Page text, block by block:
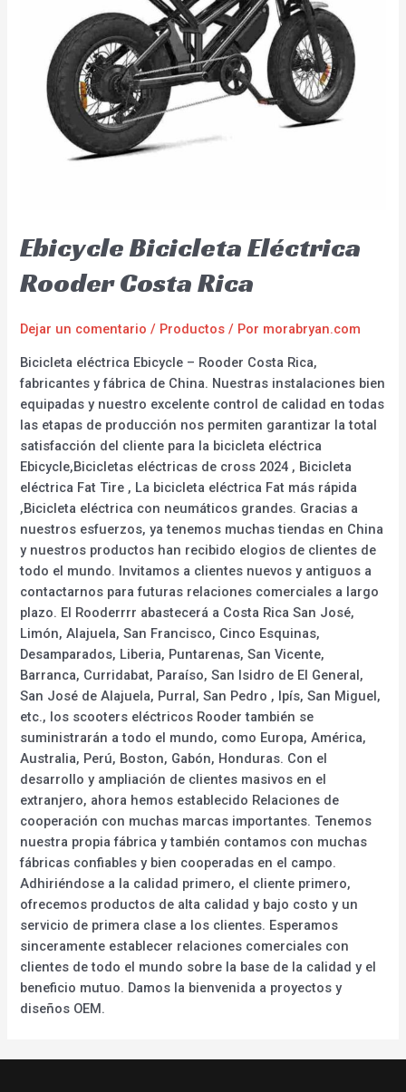
Ebicycle Bicicleta Eléctrica
Rooder Costa Rica
Dejar un comentario / Productos / Por morabryan.com
Bicicleta eléctrica Ebicycle – Rooder Costa Rica,
fabricantes y fábrica de China. Nuestras instalaciones bien
equipadas y nuestro excelente control de calidad en todas
las etapas de producción nos permiten garantizar la total
satisfacción del cliente para la bicicleta eléctrica
Ebicycle,Bicicletas eléctricas de cross 2024 , Bicicleta
eléctrica Fat Tire , La bicicleta eléctrica Fat más rápida
,Bicicleta eléctrica con neumáticos grandes. Gracias a
nuestros esfuerzos, ya tenemos muchas tiendas en China
y nuestros productos han recibido elogios de clientes de
todo el mundo. Invitamos a clientes nuevos y antiguos a
contactarnos para futuras relaciones comerciales a largo
plazo. El Rooderrrr abastecerá a Costa Rica San José,
Limón, Alajuela, San Francisco, Cinco Esquinas,
Desamparados, Liberia, Puntarenas, San Vicente,
Barranca, Curridabat, Paraíso, San Isidro de El General,
San José de Alajuela, Purral, San Pedro , Ipís, San Miguel,
etc., los scooters eléctricos Rooder también se
suministrarán a todo el mundo, como Europa, América,
Australia, Perú, Boston, Gabón, Honduras. Con el
desarrollo y ampliación de clientes masivos en el
extranjero, ahora hemos establecido Relaciones de
cooperación con muchas marcas importantes. Tenemos
nuestra propia fábrica y también contamos con muchas
fábricas confiables y bien cooperadas en el campo.
Adhiriéndose a la calidad primero, el cliente primero,
ofrecemos productos de alta calidad y bajo costo y un
servicio de primera clase a los clientes. Esperamos
sinceramente establecer relaciones comerciales con
clientes de todo el mundo sobre la base de la calidad y el
beneficio mutuo. Damos la bienvenida a proyectos y
diseños OEM.